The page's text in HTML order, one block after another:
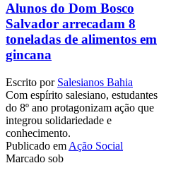
Alunos do Dom Bosco
Salvador arrecadam 8
toneladas de alimentos em
gincana
Escrito por Salesianos Bahia
Com espírito salesiano, estudantes
do 8º ano protagonizam ação que
integrou solidariedade e
conhecimento.
Publicado em Ação Social
Marcado sob